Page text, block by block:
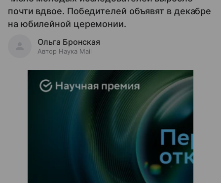
почти вдвое. Победителей объявят в декабре
на юбилейной церемонии.
Ольга Бронская
Автор Наука Mail